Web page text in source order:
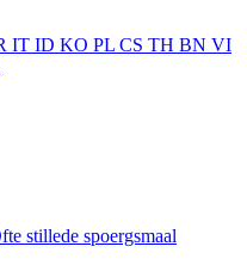
IT ID KO PL CS TH BN VI
stillede spoergsmaal